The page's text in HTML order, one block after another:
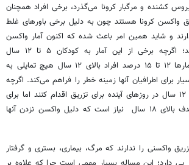
ویروس کشنده و مرگبار کرونا می‌گذرد، برخی افراد همچنان
واکسن کرونا هستند چون به دلیل برخی باورهای غلط
و شاید همین امر باعث شده که اکنون آمار واکسن
نزده‌های کشور بالا باشد؛ اگرچه برخی از این آمار به کودکان ۵ تا ۱۲ سال
برمی‌گردد اما براساس آمارها ۱۲ تا ۱۵ درصد افراد بالای ۱۲ سال هیچ تمایلی به
برای اطرافیان آنها زمینه خطر را فراهم می‌کند. اگرچه
ممکن است جمعیت زیر ۱۲ سال در روزهای آینده برای تزریق اقدام کنند اما برای
آن دسته از گروه‌های هدف بالای ۱۸ سال نیاز است که دلیل واکسن نزدن آنها
واکسنی را ندارند که مرگ، بیماری، بستری و گرفتار